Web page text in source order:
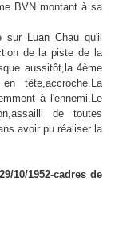
BVN montant à sa
Luan Chau qu'il
de la piste de la
aussitôt,la 4ème
tête,accroche.La
à l'ennemi.Le
de toutes
avoir pu réaliser la
10/1952-cadres de